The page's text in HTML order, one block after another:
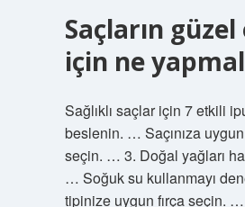
Saçların güzel
için ne
Sağlıklı saçlar için 7 etkili
beslenin. … Saçınıza
seçin. … 3. Doğal yağları
… Soğuk su kullanmayı
tipinize uygun fırça seçin. …